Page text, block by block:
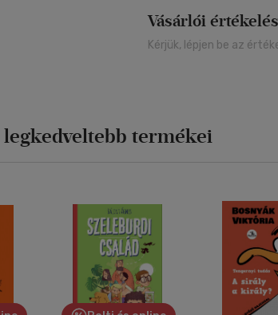
Vásárlói
Kérjük, lépjen be az
termékei